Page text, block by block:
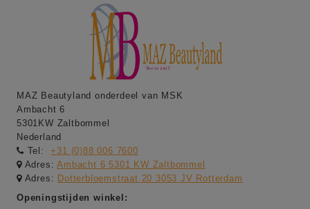
MAZ Beautyland onderdeel van MSK
Ambacht 6
5301KW Zaltbommel
Nederland
Tel:
+31 (0)88 006 7600
Adres:Ambacht 6 5301 KW Zaltbommel
Adres: Dotterbloemstraat 20 3053 JV Rotterdam
Openingstijden winkel: